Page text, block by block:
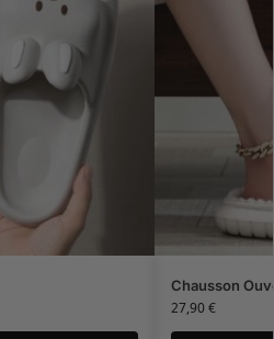
Chausson
27,90€